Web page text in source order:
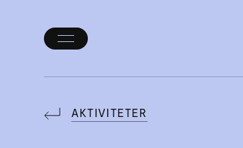
Öppna/stäng
AKTIVITETER